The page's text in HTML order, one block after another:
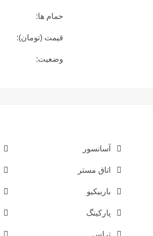
حمام ها:
قیمت (تومان):
وضعیت:
آسانسور
اتاق مستر
باربیکیو
پارکینگ
تراس